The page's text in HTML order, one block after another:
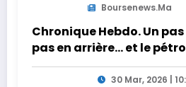
Boursenews.ma
Chronique Hebdo. Un
pas en arrière… et le
30 Mar, 2026 |